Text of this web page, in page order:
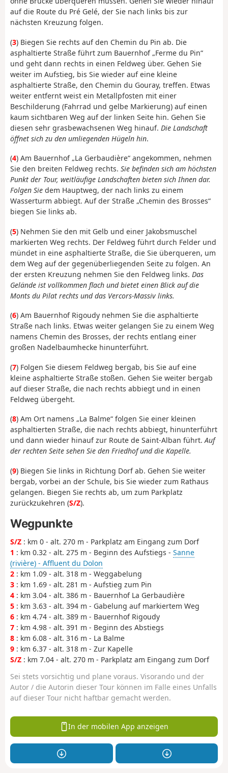
auf die Route du Pré Gelé, der Sie nach links bis zur
nächsten Kreuzung folgen.
(3) Biegen Sie rechts auf den Chemin du Pin ab. Die
asphaltierte Straße führt zum Bauernhof „Ferme du Pin“
und geht dann rechts in einen Feldweg über. Gehen Sie
weiter im Aufstieg, bis Sie wieder auf eine kleine
asphaltierte Straße, den Chemin du Gouray, treffen. Etwas
weiter entfernt weist ein Metallpfosten mit einer
Beschilderung (Fahrrad und gelbe Markierung) auf einen
kaum sichtbaren Weg auf der linken Seite hin. Gehen Sie
diesen sehr grasbewachsenen Weg hinauf. Die Landschaft
öffnet sich zu den umliegenden Hügeln hin.
(4) Am Bauernhof „La Gerbaudière“ angekommen, nehmen
Sie den breiten Feldweg rechts. Sie befinden sich am höchsten
Punkt der Tour, weitläufige Landschaften bieten sich Ihnen dar.
Folgen Sie dem Hauptweg, der nach links zu einem
Wasserturm abbiegt. Auf der Straße „Chemin des Brosses“
biegen Sie links ab.
(5) Nehmen Sie den mit Gelb und einer Jakobsmuschel
markierten Weg rechts. Der Feldweg führt durch Felder und
mündet in eine asphaltierte Straße, die Sie überqueren, um
dem Weg auf der gegenüberliegenden Seite zu folgen. An
der ersten Kreuzung nehmen Sie den Feldweg links. Das
Gelände ist vollkommen flach und bietet einen Blick auf die
Monts du Pilat rechts und das Vercors-Massiv links.
(6) Am Bauernhof Rigoudy nehmen Sie die asphaltierte
Straße nach links. Etwas weiter gelangen Sie zu einem Weg
namens Chemin des Brosses, der rechts entlang einer
großen Nadelbaumhecke hinunterführt.
(7) Folgen Sie diesem Feldweg bergab, bis Sie auf eine
kleine asphaltierte Straße stoßen. Gehen Sie weiter bergab
auf dieser Straße, die nach rechts abbiegt und in einen
Feldweg übergeht.
(8) Am Ort namens „La Balme“ folgen Sie einer kleinen
asphaltierten Straße, die nach rechts abbiegt, hinunterführt
und dann wieder hinauf zur Route de Saint-Alban führt. Auf
der rechten Seite sehen Sie den Friedhof und die Kapelle.
(9) Biegen Sie links in Richtung Dorf ab. Gehen Sie weiter
bergab, vorbei an der Schule, bis Sie wieder zum Rathaus
gelangen. Biegen Sie rechts ab, um zum Parkplatz
zurückzukehren (S/Z).
Wegpunkte
S/Z : km 0 - alt. 270 m - Parkplatz am Eingang zum Dorf
1 : km 0.32 - alt. 275 m - Beginn des Aufstiegs - Sanne
(rivière) - Affluent du Dolon
2 : km 1.09 - alt. 318 m - Weggabelung
3 : km 1.69 - alt. 281 m - Aufstieg zum Pin
4 : km 3.04 - alt. 386 m - Bauernhof La Gerbaudière
5 : km 3.63 - alt. 394 m - Gabelung auf markiertem Weg
6 : km 4.74 - alt. 389 m - Bauernhof Rigoudy
7 : km 4.98 - alt. 391 m - Beginn des Abstiegs
8 : km 6.08 - alt. 316 m - La Balme
9 : km 6.37 - alt. 318 m - Zur Kapelle
S/Z : km 7.04 - alt. 270 m - Parkplatz am Eingang zum Dorf
Sei stets vorsichtig und plane voraus. Visorando und der
Autor / die Autorin dieser Tour können im Falle eines Unfalls
auf dieser Tour nicht haftbar gemacht werden.
In der mobilen App anzeigen